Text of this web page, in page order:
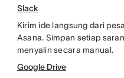
Slack
Kirim ide langsung dari
Asana. Simpan setiap
menyalin secara manual.
Google Drive